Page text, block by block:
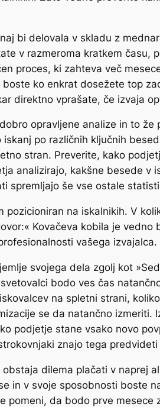
bi delovala v skladu z
v razmeroma kratkem času,
proces, ki zahteva več
ko enkrat dosežete top
direktno vprašate, če izvaja
opravljene analize in to
po različnih ključnih
stran. Preverite, kako
analizirajo, kakšne besede v
spremljajo še vse ostale
na iskalnikih. V
Kovačeva kobila je
vašega izvajalca.
svojega dela zgolj kot
bodo ves čas
na spletni strani,
se da natančno izmeriti.
podjetje stane vsako novo
znajo tega
dilema plačati v naprej
in v svoje sposobnosti boste
pomeni, da bodo prve